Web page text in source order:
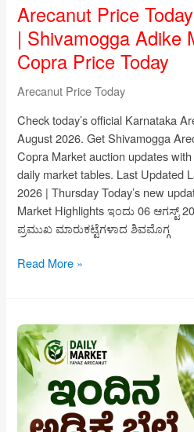
Arecanut Price
| Shivamogga Adike
Copra Price Today
Arecanut Price Today
Check today’s official Karnataka
August 2026. Get Shivamogga
Copra Market auction updates
daily market tables. Last Updated
2026 | Thursday Today’s new
Market Highlights ಇಂದು 06 ಆಗಸ್ಟ್
ಪ್ರಮುಖ ಮಾರುಕಟ್ಟೆಗಳಾದ ಶಿವಮೊಗ್ಗ
Arecanut
August
2026
Shivamogga
Adike
Market
Read More »